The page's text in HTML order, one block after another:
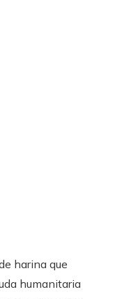
harina que
humanitaria